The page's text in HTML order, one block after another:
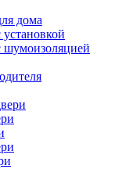
дома
шумоизоляцией